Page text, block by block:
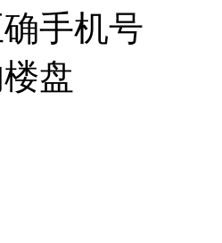
手机号
盘